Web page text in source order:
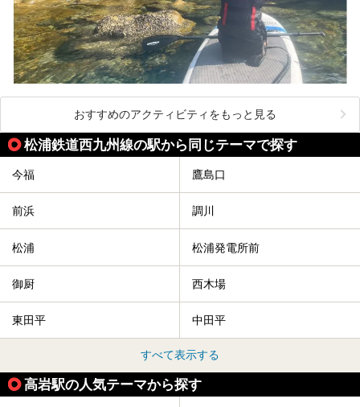
おすすめのアクティビティをもっと見る
松浦鉄道西九州線の駅から同じテーマで探す
今福 鷹島口
前浜 調川
松浦 松浦発電所前
御厨 西木場
東田平 中田平
すべて表示する
高岩駅の人気テーマから探す